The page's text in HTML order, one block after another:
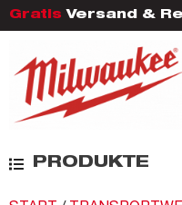
Gratis Versand &
PRODUKTE